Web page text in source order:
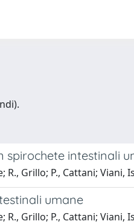
spirochete intestinali
Grillo; P., Cattani; Viani,
umane
Grillo; P., Cattani; Viani,